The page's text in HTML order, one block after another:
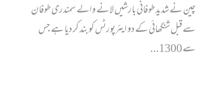
چین نے شدید طوفانی بارشیں لانے والے سمندری طوفان
سے قبل شنگھائی کے دو ایئرپورٹس کو بند کر دیا ہے جس
سے 1300...